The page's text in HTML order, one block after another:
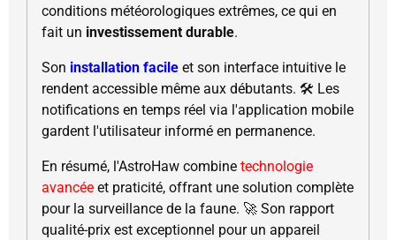
conditions météorologiques extrêmes, ce qui en
fait un investissement durable.
Son installation facile et son interface intuitive le
rendent accessible même aux débutants. 🛠️ Les
notifications en temps réel via l'application mobile
gardent l'utilisateur informé en permanence.
En résumé, l'AstroHaw combine technologie
avancée et praticité, offrant une solution complète
pour la surveillance de la faune. 🚀 Son rapport
qualité-prix est exceptionnel pour un appareil